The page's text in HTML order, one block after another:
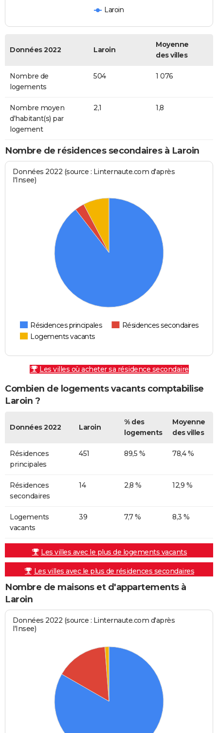
Laroin
Données 2022 Laroin
Moyenne
des villes
Nombre de
logements
504 1 076
Nombre moyen
d'habitant(s) par
logement
2,1 1,8
Nombre de résidences secondaires à Laroin
Données 2022 (source : Linternaute.com d'après
l'Insee)
Résidences principales
Résidences secondaires
Logements vacants
Les villes où acheter sa résidence secondaire
Combien de logements vacants comptabilise
Laroin ?
Données 2022 Laroin
% des
logements
Moyenne
des villes
Résidences
principales
451 89,5 % 78,4 %
Résidences
secondaires
14 2,8 % 12,9 %
Logements
vacants
39 7,7 % 8,3 %
Les villes avec le plus de logements vacants
Les villes avec le plus de résidences secondaires
Nombre de maisons et d'appartements à
Laroin
Données 2022 (source : Linternaute.com d'après
l'Insee)